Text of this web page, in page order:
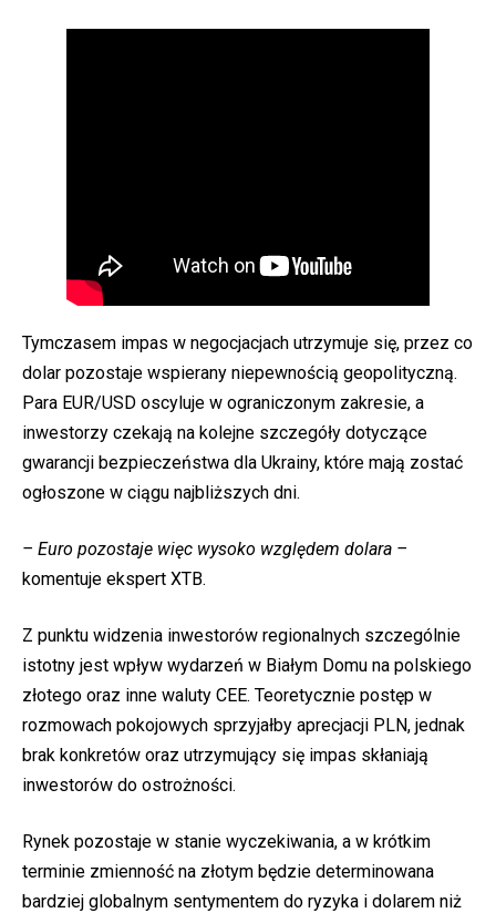
Tymczasem impas w negocjacjach utrzymuje się, przez co
dolar pozostaje wspierany niepewnością geopolityczną.
Para EUR/USD oscyluje w ograniczonym zakresie, a
inwestorzy czekają na kolejne szczegóły dotyczące
gwarancji bezpieczeństwa dla Ukrainy, które mają zostać
ogłoszone w ciągu najbliższych dni.
– Euro pozostaje więc wysoko względem dolara –
komentuje ekspert XTB.
Z punktu widzenia inwestorów regionalnych szczególnie
istotny jest wpływ wydarzeń w Białym Domu na polskiego
złotego oraz inne waluty CEE. Teoretycznie postęp w
rozmowach pokojowych sprzyjałby aprecjacji PLN, jednak
brak konkretów oraz utrzymujący się impas skłaniają
inwestorów do ostrożności.
Rynek pozostaje w stanie wyczekiwania, a w krótkim
terminie zmienność na złotym będzie determinowana
bardziej globalnym sentymentem do ryzyka i dolarem niż